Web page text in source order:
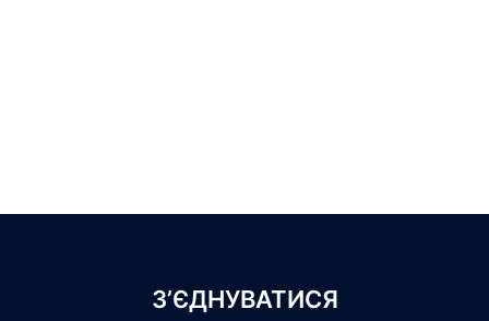
З’ЄДНУВАТИСЯ